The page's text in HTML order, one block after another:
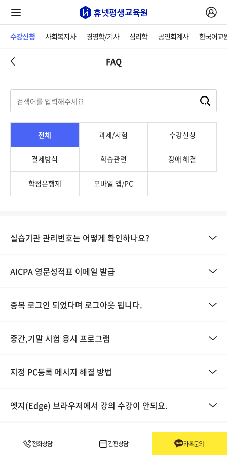
수강신청 사회복지사 경영학/기사 심리학 공인회계사 한국어교
FAQ
전체 과제/시험 수강신청
결제방식 학습관련 장애 해결
학점은행제 모바일 앱/PC
실습기관 관리번호는 어떻게 확인하나요?
AICPA 영문성적표 이메일 발급
중복 로그인 되었다며 로그아웃 됩니다.
중간,기말 시험 응시 프로그램
지정 PC등록 메시지 해결 방법
엣지(Edge) 브라우저에서 강의 수강이 안되요.
시험 응시하기 클릭 시 시험창이 그냥 닫혀요
전화상담 간편상담 카톡문의